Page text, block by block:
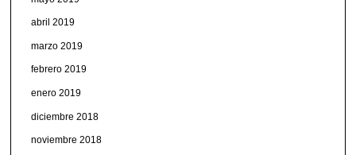
abril 2019
marzo 2019
febrero 2019
enero 2019
diciembre 2018
noviembre 2018